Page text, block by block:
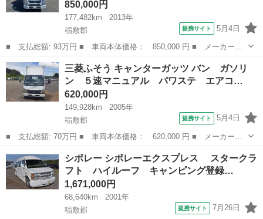
850,000円
177,482km
2013年
稲敷郡
提携サイト 5月4日
■ 支払総額: 93万円 ■ 車両本体価格： 850,000 円 ■ メーカー
名： 三菱ふそう ■ 車種名： キャンター ■ グレード名： Ｎ
ＯＸ適合 積載量１９００ｋｇ オートマ エアコン ■ 排気量：
3000cc ...
茨城 稲敷郡 その他
三菱ふそう キャンターガッツ バン ガソリ
ン ５速マニュアル パワステ エアコ…
620,000円
149,928km
2005年
稲敷郡
提携サイト 5月4日
■ 支払総額: 70万円 ■ 車両本体価格： 620,000 円 ■ メーカー
名： 三菱ふそう ■ 車種名： キャンターガッツ ■ グレード
名： バン ガソリン ５速マニュアル パワステ エアコン ■ 排
気量： 2000c...
茨城 稲敷郡 その他
シボレー シボレーエクスプレス スタークラ
フト ハイルーフ キャンピング登録…
1,671,000円
68,640km
2001年
稲敷郡
提携サイト 7月26日